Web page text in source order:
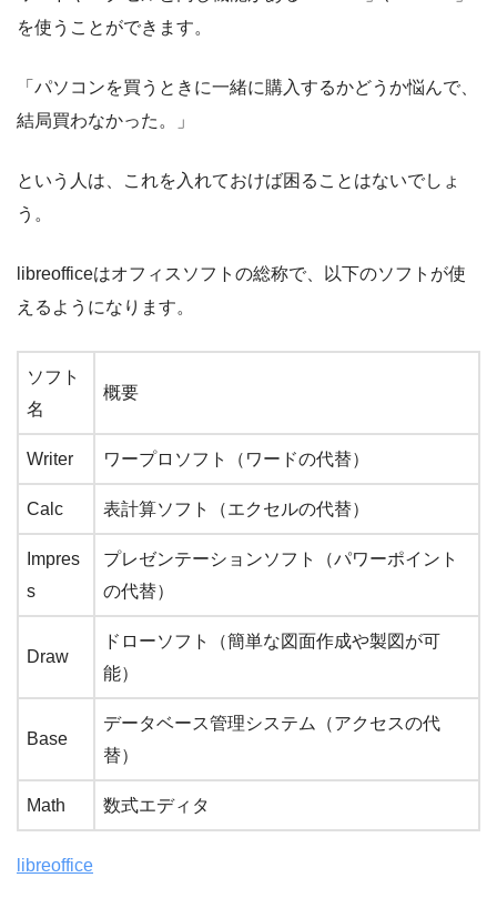
を使うことができます。
「パソコンを買うときに一緒に購入するかどうか悩んで、
結局買わなかった。」
という人は、これを入れておけば困ることはないでしょ
う。
libreofficeはオフィスソフトの総称で、以下のソフトが使
えるようになります。
ソフト
名
概要
Writer ワープロソフト（ワードの代替）
Calc 表計算ソフト（エクセルの代替）
Impres
s
プレゼンテーションソフト（パワーポイント
の代替）
Draw
ドローソフト（簡単な図面作成や製図が可
能）
Base
データベース管理システム（アクセスの代
替）
Math 数式エディタ
libreoffice